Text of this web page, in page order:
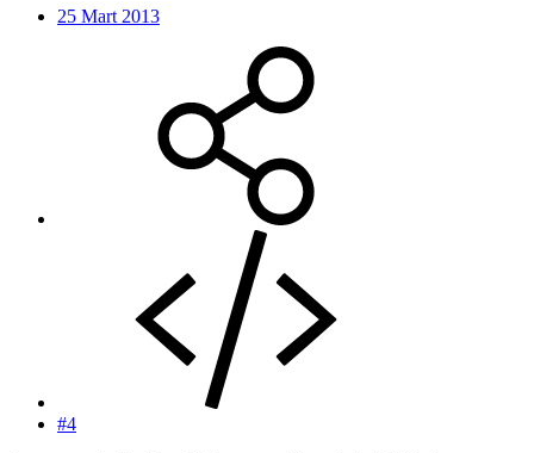
25 Mart 2013
#4